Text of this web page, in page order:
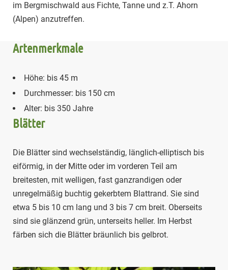
im Bergmischwald aus Fichte, Tanne und z.T. Ahorn
(Alpen) anzutreffen.
Artenmerkmale
Höhe: bis 45 m
Durchmesser: bis 150 cm
Alter: bis 350 Jahre
Blätter
Die Blätter sind wechselständig, länglich-elliptisch bis
eiförmig, in der Mitte oder im vorderen Teil am
breitesten, mit welligen, fast ganzrandigen oder
unregelmäßig buchtig gekerbtem Blattrand. Sie sind
etwa 5 bis 10 cm lang und 3 bis 7 cm breit. Oberseits
sind sie glänzend grün, unterseits heller. Im Herbst
färben sich die Blätter bräunlich bis gelbrot.